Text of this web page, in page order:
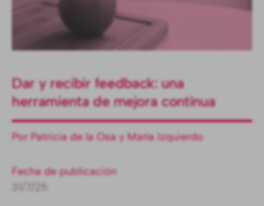
Por Patricia de la Osa y María Izquierdo
Fecha de publicación
Dar y recibir feedback: una
herramienta de mejora contínua